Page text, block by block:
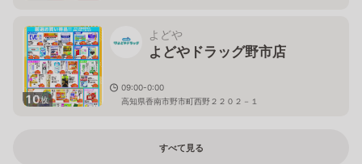
10枚
よどや
よどやドラッグ野市店
09:00-0:00
高知県香南市野市町西野２２０２－１
すべて見る